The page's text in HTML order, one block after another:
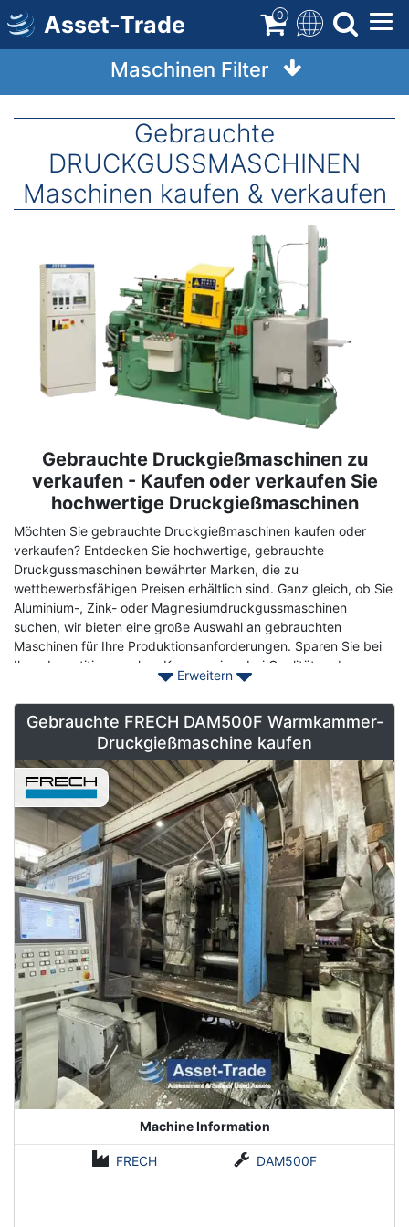
Direkt
zum
Inhalt
Asset-Trade 0
Maschinen Filter
Gebrauchte
DRUCKGUSSMASCHINEN
Maschinen kaufen & verkaufen
Term
Description
Gebrauchte Druckgießmaschinen zu
verkaufen - Kaufen oder verkaufen Sie
hochwertige Druckgießmaschinen
Möchten Sie gebrauchte Druckgießmaschinen kaufen oder
verkaufen? Entdecken Sie hochwertige, gebrauchte
Druckgussmaschinen bewährter Marken, die zu
wettbewerbsfähigen Preisen erhältlich sind. Ganz gleich, ob Sie
Aluminium-, Zink- oder Magnesiumdruckgussmaschinen
suchen, wir bieten eine große Auswahl an gebrauchten
Maschinen für Ihre Produktionsanforderungen. Sparen Sie bei
Ihren Investitionen, ohne Kompromisse bei Qualität und
Wir führen bekannte Marken wieBÜHLER, FRECH,EX-CELL-O,
ITALPRESSum nur einige zu nennen.
Die breite Palette von Druckgussmaschinen, die wir anbieten,
wird durch die Verwendung von beeindruckender Technologie
und hochwertigen Rohstoffen, die wir von effektiven
Lieferanten beziehen, hergestellt. Unsere breite Palette ist hoch
tun, langlebig, sicher vor Verschlechterung und sehr
erschwinglich. Diese Maschinen bieten Anwendungslösungen
für solche Bereiche wie Fahrzeug- und Großtechnik. Wir bieten
auch einen Anpassungsservice an. Wir sind der größte
Hersteller, Anbieter und Exporteur von Severity Die Launching
Machine. Es ist mit Top-Qualität Rohmaterial entworfen. Wir
haben auch unsere Produkte wie pro die gegebenen
Anforderungen der customers.our Severity sterben Launching
Geräte sind extrem von unseren Kunden geschätzt.
Wenden Sie sich noch heute an Asset-Trade, um Ihre
gebrauchten Druckgießmaschinen zu finden, mit denen Sie
Druckgussteile verarbeiten können, die stärker als Kunststoff
sind, eine höhere Lebensdauer haben und einem größeren
Temperaturbereich standhalten können.
Erweitern
Gebrauchte FRECH DAM500F Warmkammer-
Druckgießmaschine kaufen
Machine Information
FRECH DAM500F